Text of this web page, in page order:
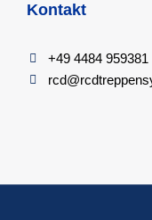
Kontakt
+49 4484 959381